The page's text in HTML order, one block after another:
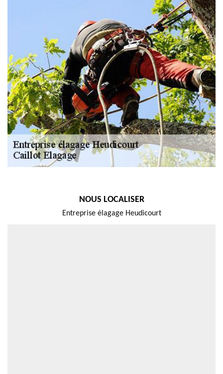
NOUS LOCALISER
Entreprise élagage Heudicourt